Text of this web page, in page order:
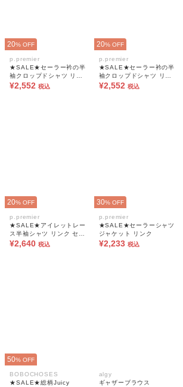
20% OFF
p.premier
★SALE★セーラー衿の半
袖クロップドシャツ リン
ク セットアップ可
¥2,552 税込
20% OFF
p.premier
★SALE★セーラー衿の半
袖クロップドシャツ リン
ク セットアップ可
¥2,552 税込
20% OFF
p.premier
★SALE★アイレットレー
ス半袖シャツ リンク セッ
トアップ可
¥2,640 税込
30% OFF
p.premier
★SALE★セーラーシャツ
ジャケット リンク
¥2,233 税込
50% OFF
BOBOCHOSES
★SALE★総柄Juicy
algy
ギャザーブラウス